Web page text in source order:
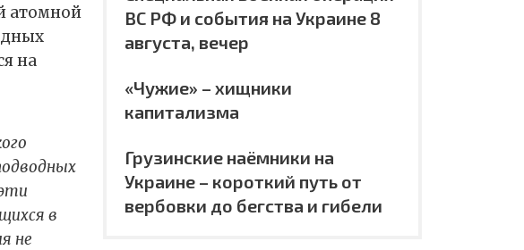
атомной
на
в
не
ВС РФ и события на Украине 8
августа, вечер
«Чужие» – хищники
капитализма
Грузинские наёмники на
Украине – короткий путь от
вербовки до бегства и гибели